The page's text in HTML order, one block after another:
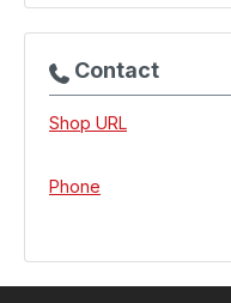
Contact
Shop URL
Phone